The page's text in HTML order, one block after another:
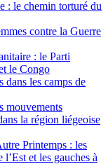
: le chemin torturé du
contre la Guerre
: le Parti
le Congo
dans les camps de
mouvements
la région liégeoise
Printemps : les
et les gauches à